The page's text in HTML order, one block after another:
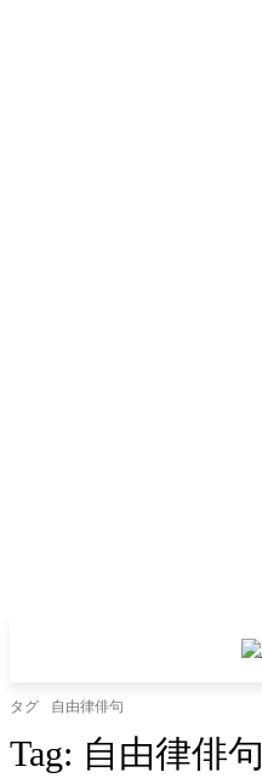
タグ 自由律俳句
Tag: 自由律俳句